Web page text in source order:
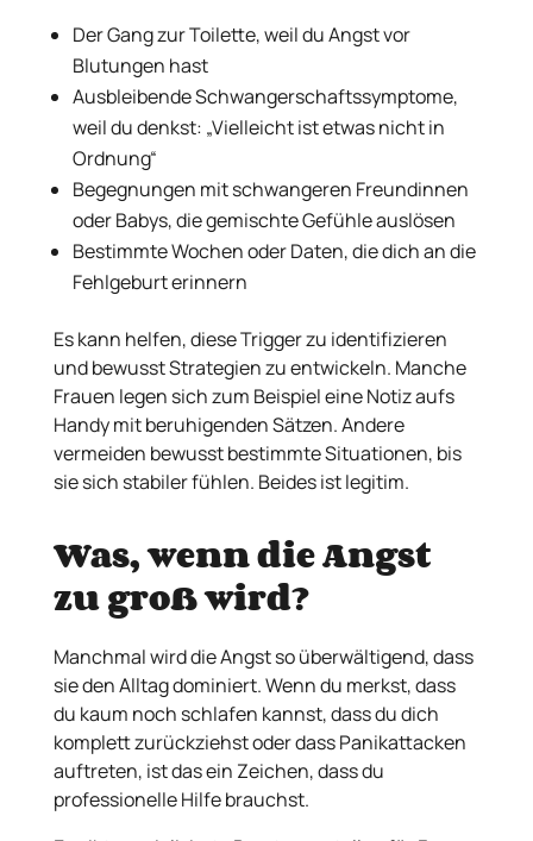
Der Gang zur Toilette, weil du Angst vor
Blutungen hast
Ausbleibende Schwangerschaftssymptome,
weil du denkst: „Vielleicht ist etwas nicht in
Ordnung“
Begegnungen mit schwangeren Freundinnen
oder Babys, die gemischte Gefühle auslösen
Bestimmte Wochen oder Daten, die dich an die
Fehlgeburt erinnern
Es kann helfen, diese Trigger zu identifizieren
und bewusst Strategien zu entwickeln. Manche
Frauen legen sich zum Beispiel eine Notiz aufs
Handy mit beruhigenden Sätzen. Andere
vermeiden bewusst bestimmte Situationen, bis
sie sich stabiler fühlen. Beides ist legitim.
Was, wenn die Angst
zu groß wird?
Manchmal wird die Angst so überwältigend, dass
sie den Alltag dominiert. Wenn du merkst, dass
du kaum noch schlafen kannst, dass du dich
komplett zurückziehst oder dass Panikattacken
auftreten, ist das ein Zeichen, dass du
professionelle Hilfe brauchst.